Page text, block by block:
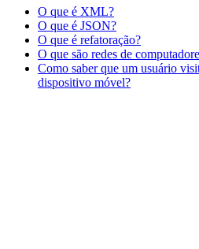
O que é XML?
O que é JSON?
O que é refatoração?
O que são redes de
Como saber que um usuário
dispositivo móvel?